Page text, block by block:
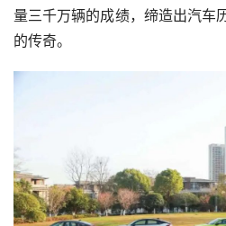
量三千万辆的成绩，缔造出汽车
的传奇。